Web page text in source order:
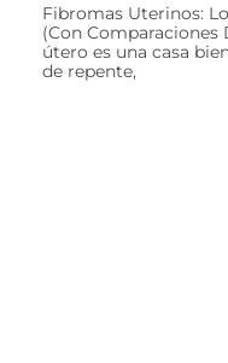
Fibromas Uterinos:
(Con
útero es una casa
de repente,